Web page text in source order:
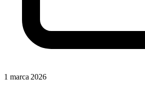
1 marca 2026